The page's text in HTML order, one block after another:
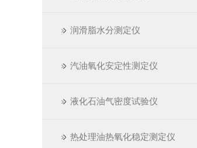
润滑脂水分测定仪
汽油氧化安定性测定仪
液化石油气密度试验仪
热处理油热氧化稳定测定仪